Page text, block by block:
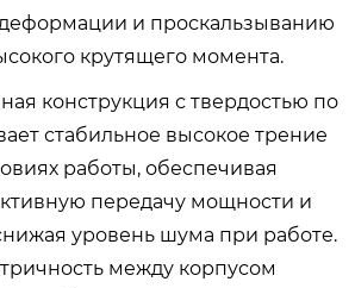
и проскальзыванию
крутящего момента.
конструкция с твердостью по
стабильное высокое трение
работы, обеспечивая
передачу мощности и
уровень шума при работе.
между корпусом